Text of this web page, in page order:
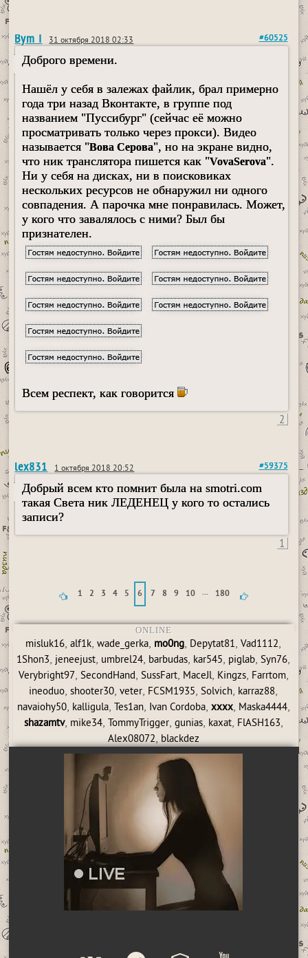
Bym I 31 октября 2018 02:33 #60525
Доброго времени.
Нашёл у себя в залежах файлик, брал примерно
года три назад Вконтакте, в группе под
названием "Пуссибург" (сейчас её можно
просматривать только через прокси). Видео
называется "Вова Сеpова", но на экране видно,
что ник транслятора пишется как "VovaSerova".
Ни у себя на дисках, ни в поисковиках
нескольких ресурсов не обнаружил ни одного
совпадения. А парочка мне понравилась. Может,
у кого что завалялось с ними? Был бы
признателен.
Всем респект, как говорится
2
lex831 1 октября 2018 20:52 #59375
Добрый всем кто помнит была на smotri.com
такая Света ник ЛЕДЕНЕЦ у кого то остались
записи?
1
1 2 3 4 5 6 7 8 9 10 ... 180
ONLINE
misluk16,alf1k,wade_gerka, mo0ng, Depytat81,Vad1112,
1Shon3, jeneejust, umbrel24, barbudas, kar545, piglab,Syn76,
Verybright97, SecondHand, SussFart, MaceJl, Kingzs, Farrtom,
ineoduo,shooter30,veter, FCSM1935,Solvich, karraz88,
navaiohy50, kalligula, Tes1an, Ivan Cordoba, xxxx, Maska4444,
shazamtv, mike34, TommyTrigger, gunias, kaxat, FlASH163,
Alex08072, blackdez